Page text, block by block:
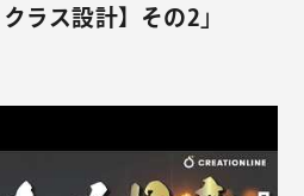
ラス設計】その2」